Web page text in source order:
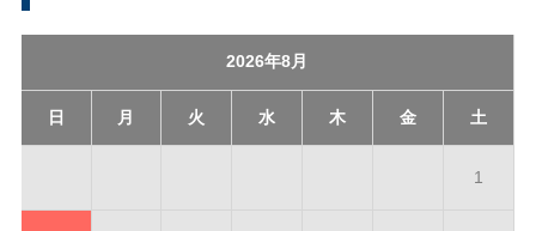
2026年8月
日 月 火 水 木 金 土
1